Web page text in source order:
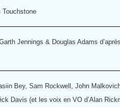
Touchstone
Jennings & Douglas Adams
Bey, Sam Rockwell, John
Davis (et les voix en VO d’Alan